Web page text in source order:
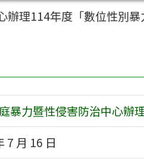
辦理114年度「數位性別
暴力暨性侵害防治中心辦
7 月 16 日